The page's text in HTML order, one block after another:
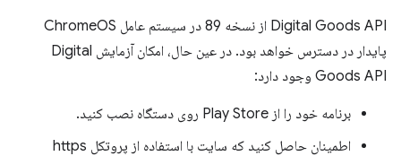
Digital Goods API از نسخه 89 در سیستم عامل ChromeOS
پایدار در دسترس خواهد بود. در عین حال، امکان آزمایش Digital
Goods API وجود دارد:
برنامه خود را از Play Store روی دستگاه نصب کنید.
اطمینان حاصل کنید که سایت با استفاده از پروتکل https